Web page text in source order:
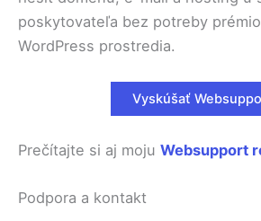
poskytovateľa bez potreby
WordPress prostredia.
Vyskúšať
Prečítajte si aj moju Websupport
Podpora a kontakt